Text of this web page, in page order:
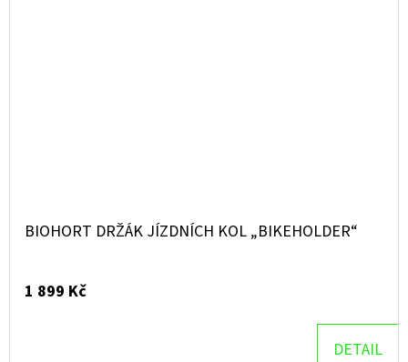
BIOHORT DRŽÁK JÍZDNÍCH KOL „BIKEHOLDER“
1 899 Kč
DETAIL